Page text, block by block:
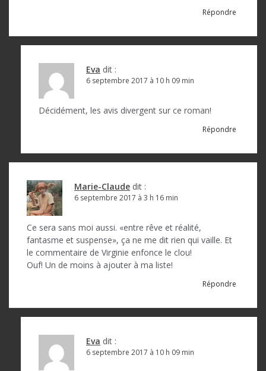
Répondre
Eva dit :
6 septembre 2017 à 10 h 09 min
Décidément, les avis divergent sur ce roman!
Répondre
Marie-Claude dit :
6 septembre 2017 à 3 h 16 min
Ce sera sans moi aussi. «entre rêve et réalité,
fantasme et suspense», ça ne me dit rien qui vaille. Et
le commentaire de Virginie enfonce le clou!
Ouf! Un de moins à ajouter à ma liste!
Répondre
Eva dit :
6 septembre 2017 à 10 h 09 min